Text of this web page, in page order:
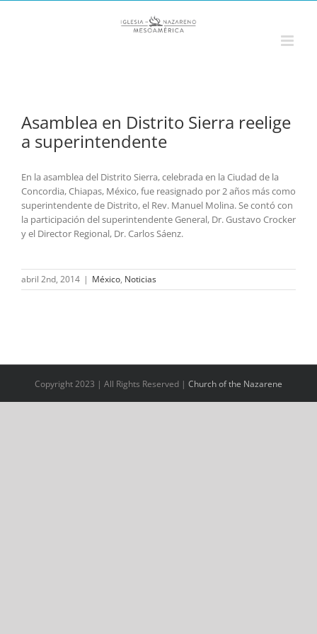
Asamblea en Distrito Sierra reelige
a superintendente
En la asamblea del Distrito Sierra, celebrada en la Ciudad de la
Concordia, Chiapas, México, fue reasignado por 2 años más como
superintendente de Distrito, el Rev. Manuel Molina. Se contó con
la participación del superintendente General, Dr. Gustavo Crocker
y el Director Regional, Dr. Carlos Sáenz.
abril 2nd, 2014 | México, Noticias
Copyright 2023 | All Rights Reserved | Church of the Nazarene